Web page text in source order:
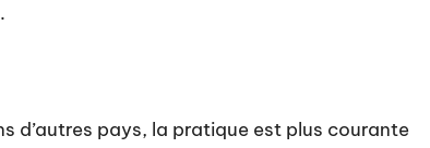
d’autres pays, la pratique est plus courante